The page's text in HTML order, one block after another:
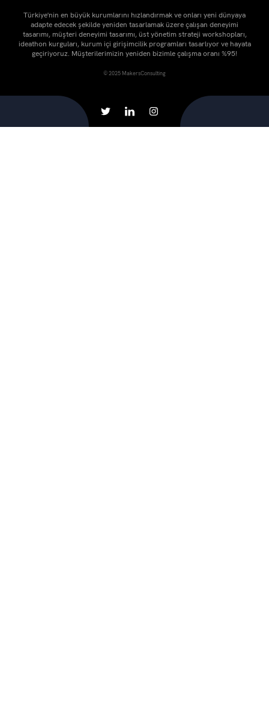
Türkiye'nin en büyük kurumlarını hızlandırmak ve onları yeni dünyaya
adapte edecek şekilde yeniden tasarlamak üzere çalışan deneyimi
tasarımı, müşteri deneyimi tasarımı, üst yönetim strateji workshopları,
ideathon kurguları, kurum içi girişimcilik programları tasarlıyor ve hayata
geçiriyoruz. Müşterilerimizin yeniden bizimle çalışma oranı %95!
© 2025 MakersConsulting